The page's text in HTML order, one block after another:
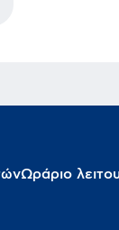
Ωράριο